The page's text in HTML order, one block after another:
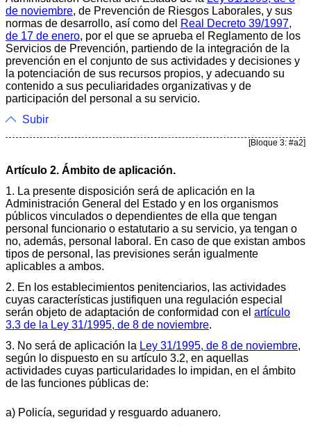
de noviembre, de Prevención de Riesgos Laborales, y sus
normas de desarrollo, así como del Real Decreto 39/1997,
de 17 de enero, por el que se aprueba el Reglamento de los
Servicios de Prevención, partiendo de la integración de la
prevención en el conjunto de sus actividades y decisiones y
la potenciación de sus recursos propios, y adecuando su
contenido a sus peculiaridades organizativas y de
participación del personal a su servicio.
Subir
[Bloque 3: #a2]
Artículo 2. Ámbito de aplicación.
1. La presente disposición será de aplicación en la
Administración General del Estado y en los organismos
públicos vinculados o dependientes de ella que tengan
personal funcionario o estatutario a su servicio, ya tengan o
no, además, personal laboral. En caso de que existan ambos
tipos de personal, las previsiones serán igualmente
aplicables a ambos.
2. En los establecimientos penitenciarios, las actividades
cuyas características justifiquen una regulación especial
serán objeto de adaptación de conformidad con el artículo
3.3 de la Ley 31/1995, de 8 de noviembre.
3. No será de aplicación la Ley 31/1995, de 8 de noviembre,
según lo dispuesto en su artículo 3.2, en aquellas
actividades cuyas particularidades lo impidan, en el ámbito
de las funciones públicas de:
a) Policía, seguridad y resguardo aduanero.